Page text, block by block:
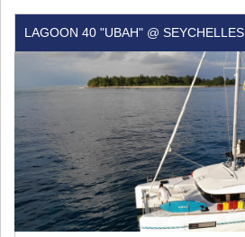
40
LAGOON 40 "UBAH" @ SEYCHELLES